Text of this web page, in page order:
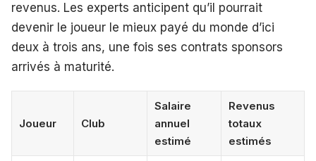
revenus. Les experts anticipent qu’il pourrait
devenir le joueur le mieux payé du monde d’ici
deux à trois ans, une fois ses contrats sponsors
arrivés à maturité.
Joueur Club
Salaire
annuel
estimé
Revenus
totaux
estimés